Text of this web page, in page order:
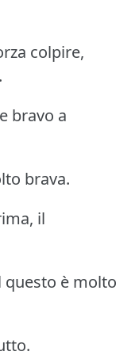
colpire,
bravo a
brava.
il
questo è molto